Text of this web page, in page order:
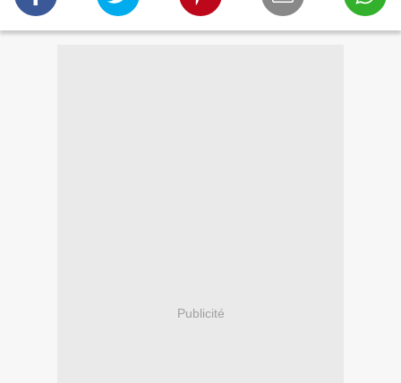
Publicité